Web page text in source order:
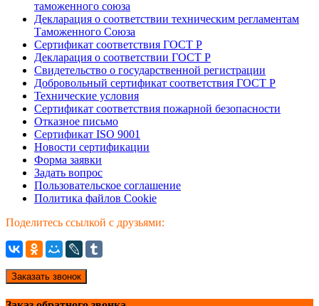
таможенного союза
Декларация о соответствии техническим регламентам
Таможенного Союза
Сертификат соответствия ГОСТ Р
Декларация о соответствии ГОСТ Р
Свидетельство о государственной регистрации
Добровольный сертификат соответствия ГОСТ Р
Технические условия
Сертификат соответствия пожарной безопасности
Отказное письмо
Сертификат ISO 9001
Новости сертификации
Форма заявки
Задать вопрос
Пользовательское соглашение
Политика файлов Cookie
Поделитесь ссылкой с друзьями:
Заказать звонок